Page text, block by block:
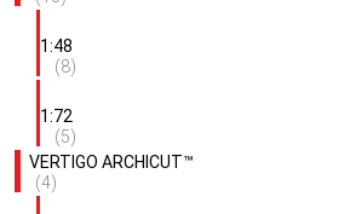
1:48
(8)
1:72
(5)
VERTIGO ARCHICUT™
(4)